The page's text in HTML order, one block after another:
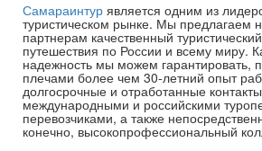
Самараинтур является одним из
туристическом рынке. Мы предлагаем
партнерам качественный
путешествия по России и всему миру.
надежность мы можем гарантировать,
плечами более чем 30-летний опыт
долгосрочные и отработанные
международными и российскими
перевозчиками, а также
конечно, высокопрофессиональный